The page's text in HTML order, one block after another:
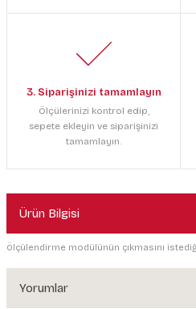
3. Siparişinizi tamamlayın
Ölçülerinizi kontrol edip,
sepete ekleyin ve siparişinizi
tamamlayın.
Ürün Bilgisi
Ölçülendirme modülünün çıkmasını
Yorumlar